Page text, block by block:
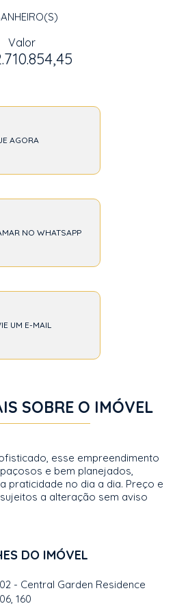
Valor
AGORA
NO WHATSAPP
UM E-MAIL
SOBRE O IMÓVEL
esse empreendimento
e bem planejados,
praticidade no dia a dia. Preço e
a alteração sem aviso
DO IMÓVEL
- Central Garden Residence
160